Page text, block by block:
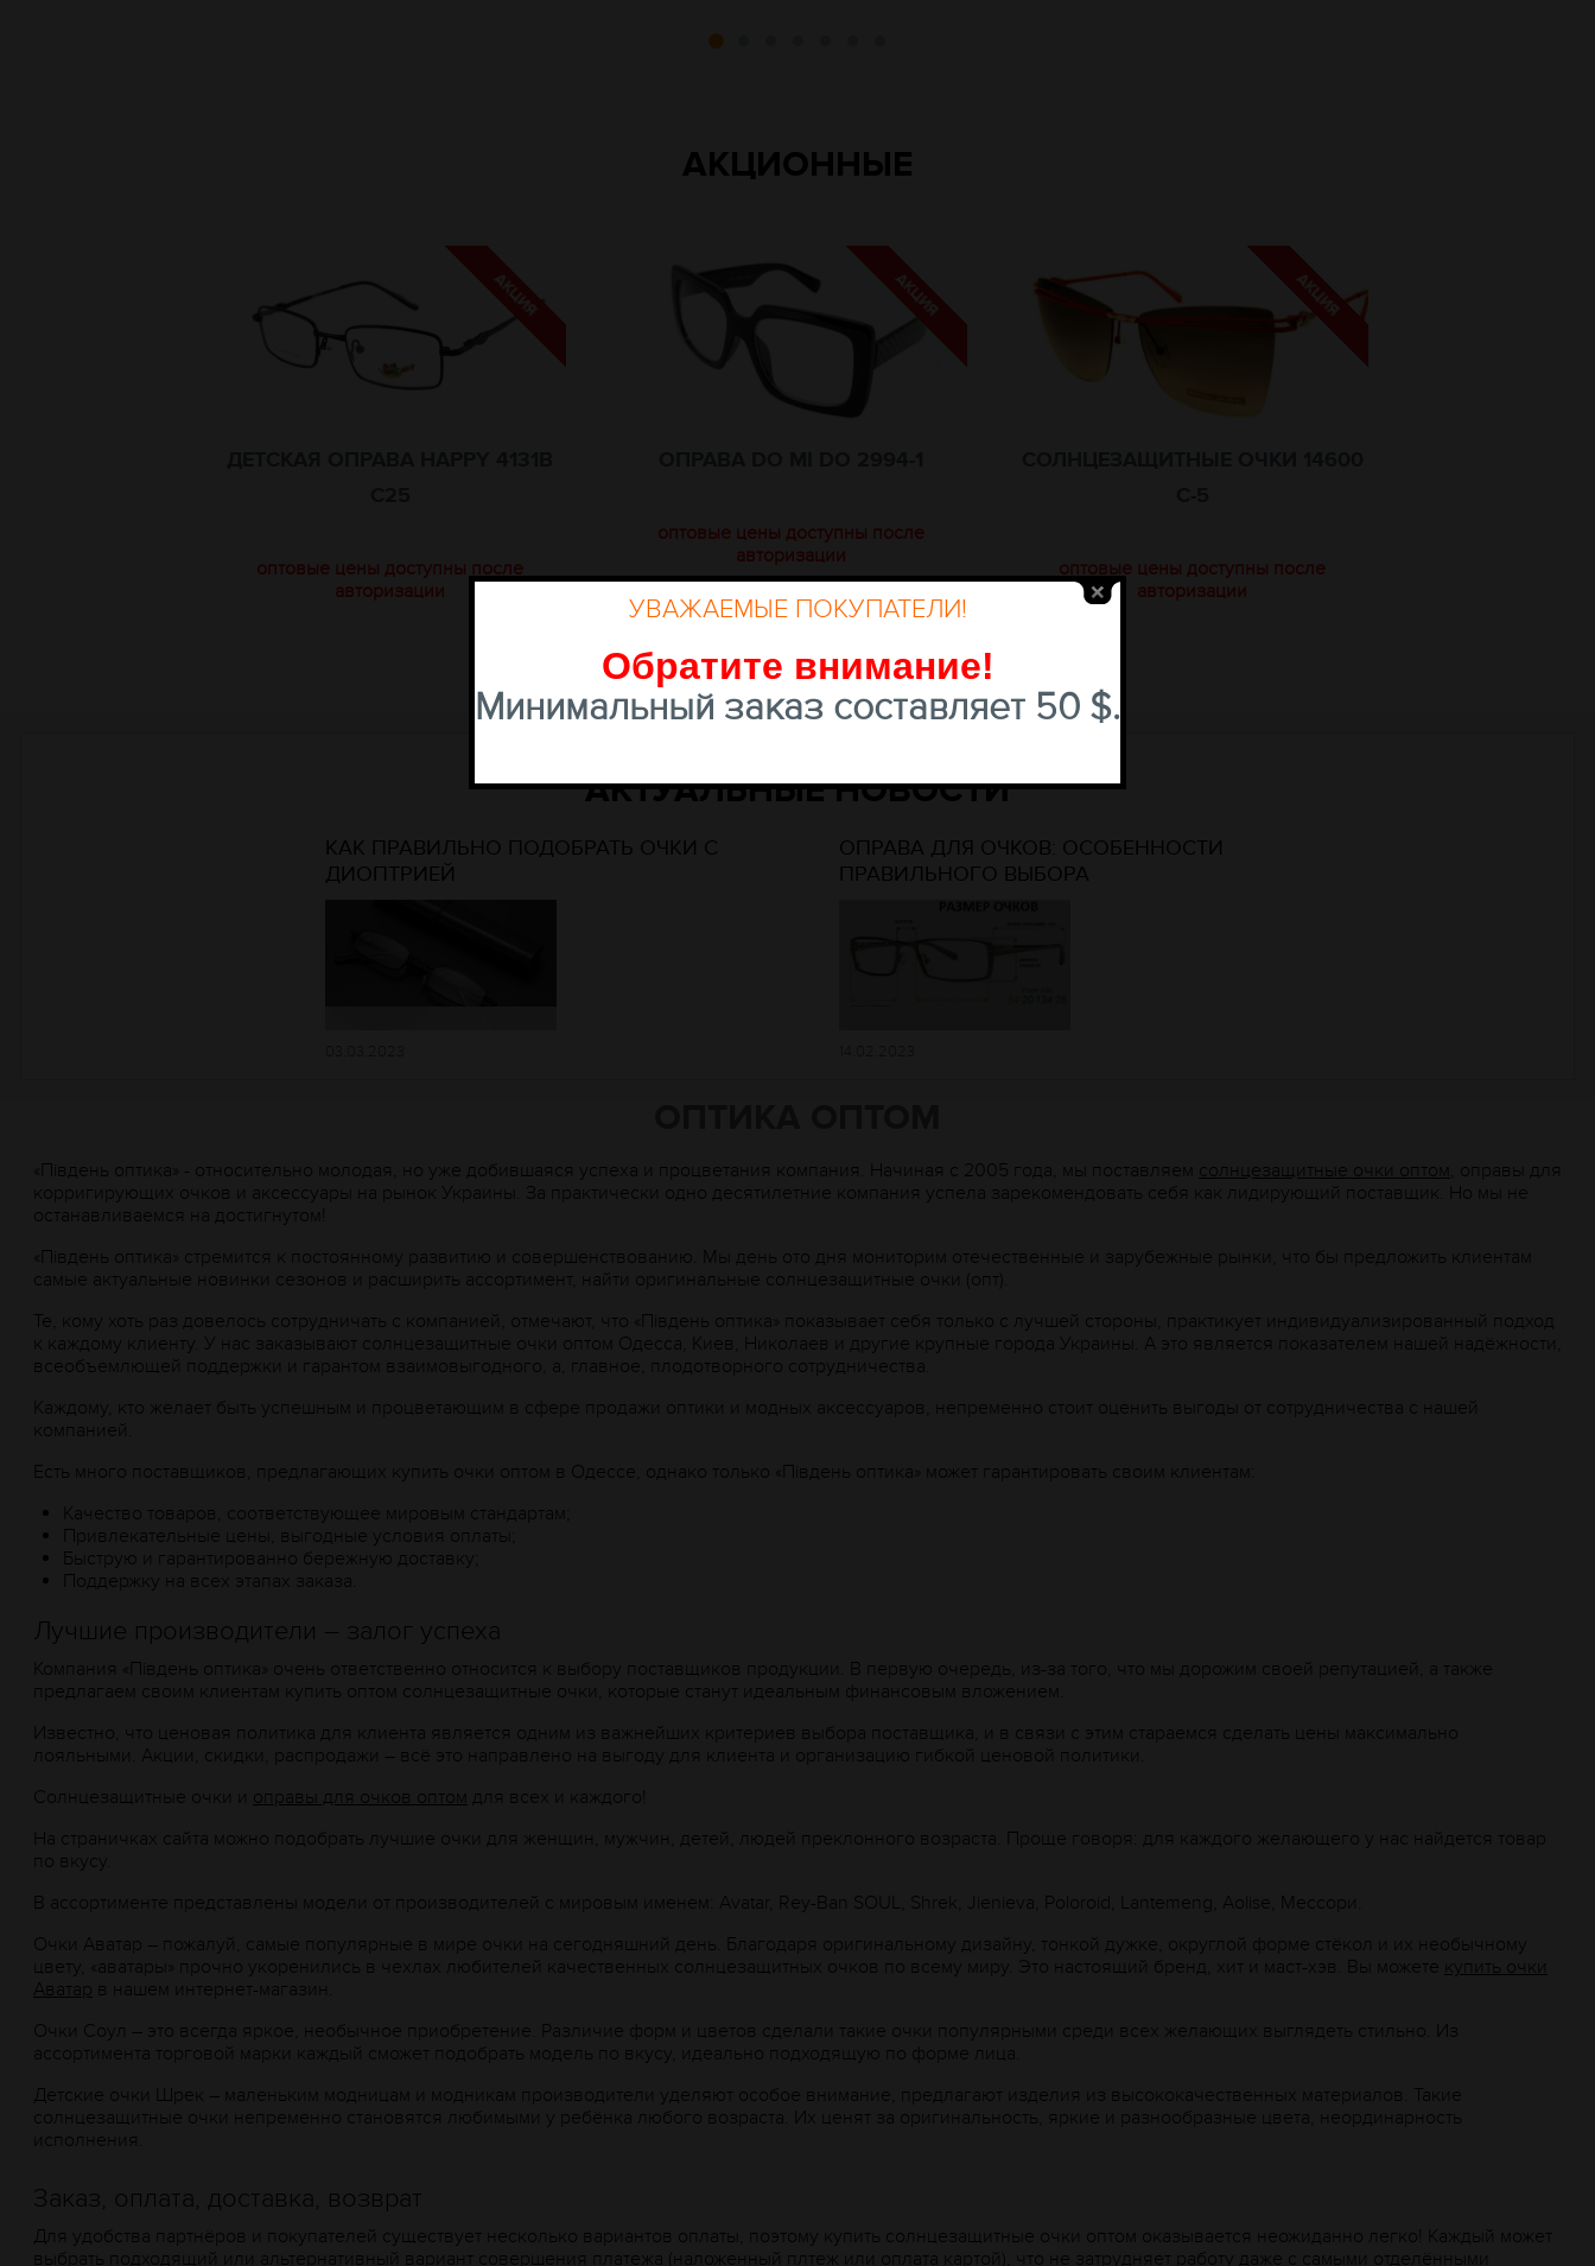
АКЦИОННЫЕ
оптовые цены доступны после
авторизации
оптовые цены доступны после
авторизации
оптовые цены доступны после
авторизации
АКТУАЛЬНЫЕ НОВОСТИ
КАК ПРАВИЛЬНО ПОДОБРАТЬ ОЧКИ С
ДИОПТРИЕЙ
ОПРАВА ДЛЯ ОЧКОВ: ОСОБЕННОСТИ
ПРАВИЛЬНОГО ВЫБОРА
«Пiвдень оптика» - относительно молодая, но уже добившаяся успеха и процветания компания. Начиная с 2005 года, мы поставляем солнцезащитные очки оптом
, оправы для
корригирующих очков и аксессуары на рынок Украины. За практически одно десятилетние компания успела зарекомендовать себя как лидирующий поставщик. Но мы не
останавливаемся на достигнутом!
«Пiвдень оптика» стремится к постоянному развитию и совершенствованию. Мы день ото дня мониторим отечественные и зарубежные рынки, что бы предложить клиентам
самые актуальные новинки сезонов и расширить ассортимент, найти оригинальные солнцезащитные очки (опт).
Те, кому хоть раз довелось сотрудничать с компанией, отмечают, что «Пiвдень оптика» показывает себя только с лучшей стороны, практикует индивидуализированный подход
к каждому клиенту. У нас заказывают солнцезащитные очки оптом Одесса, Киев, Николаев и другие крупные города Украины. А это является показателем нашей надёжности,
всеобъемлющей поддержки и гарантом взаимовыгодного, а, главное, плодотворного сотрудничества.
Каждому, кто желает быть успешным и процветающим в сфере продажи оптики и модных аксессуаров, непременно стоит оценить выгоды от сотрудничества с нашей
компанией.
Есть много поставщиков, предлагающих купить очки оптом в Одессе, однако только «Пiвдень оптика» может гарантировать своим клиентам:
Качество товаров, соответствующее мировым стандартам;
Привлекательные цены, выгодные условия оплаты;
Быструю и гарантированно бережную доставку;
Поддержку на всех этапах заказа.
Лучшие производители – залог успеха
Компания «Пiвдень оптика» очень ответственно относится к выбору поставщиков продукции. В первую очередь, из-за того, что мы дорожим своей репутацией, а также
предлагаем своим клиентам купить оптом солнцезащитные очки, которые станут идеальным финансовым вложением.
Известно, что ценовая политика для клиента является одним из важнейших критериев выбора поставщика, и в связи с этим стараемся сделать цены максимально
лояльными. Акции, скидки, распродажи – всё это направлено на выгоду для клиента и организацию гибкой ценовой политики.
Солнцезащитные очки и
оправы для очков оптом
для всех и каждого!
На страничках сайта можно подобрать лучшие очки для женщин, мужчин, детей, людей преклонного возраста. Проще говоря: для каждого желающего у нас найдется товар
по вкусу.
В ассортименте представлены модели от производителей с мировым именем: Avatar, Rey-Ban SOUL, Shrek, Jienieva, Poloroid, Lantemeng, Aolise, Мессори.
Очки Аватар – пожалуй, самые популярные в мире очки на сегодняшний день. Благодаря оригинальному дизайну, тонкой дужке, округлой форме стёкол и их необычному
цвету, «аватары» прочно укоренились в чехлах любителей качественных солнцезащитных очков по всему миру. Это настоящий бренд, хит и маст-хэв. Вы можете
купить очки
Аватар в нашем интернет-магазин.
Очки Соул – это всегда яркое, необычное приобретение. Различие форм и цветов сделали такие очки популярными среди всех желающих выглядеть стильно. Из
ассортимента торговой марки каждый сможет подобрать модель по вкусу, идеально подходящую по форме лица.
Детские очки Шрек – маленьким модницам и модникам производители уделяют особое внимание, предлагают изделия из высококачественных материалов. Такие
солнцезащитные очки непременно становятся любимыми у ребёнка любого возраста. Их ценят за оригинальность, яркие и разнообразные цвета, неординарность
исполнения.
Заказ, оплата, доставка, возврат
Для удобства партнёров и покупателей существует несколько вариантов оплаты, поэтому купить солнцезащитные очки оптом оказывается неожиданно легко! Каждый может
выбрать подходящий или альтернативный вариант совершения платежа (наложенный плтеж или оплата картой), что не затрудняет работу даже с самыми отделёнными
УВАЖАЕМЫЕ ПОКУПАТЕЛИ!
Обратите внимание!
Минимальный заказ составляет 50 $.